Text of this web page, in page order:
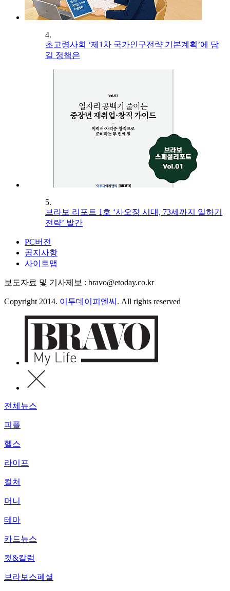
4.
초고령사회 ‘제1차 국가인구전략 기본계획’에 담
길 정책은
5.
브라보 리포트 1호 ‘사오정 시대, 73세까지 일하기
전략’ 발간
PC버전
공지사항
사이트맵
보도자료 및 기사제보 : bravo@etoday.co.kr
Copyright 2014. 이투데이피엔씨 . All rights reserved
전체뉴스
피플
헬스
라이프
컬처
머니
테마
카드뉴스
컷&칼럼
브라보스페셜